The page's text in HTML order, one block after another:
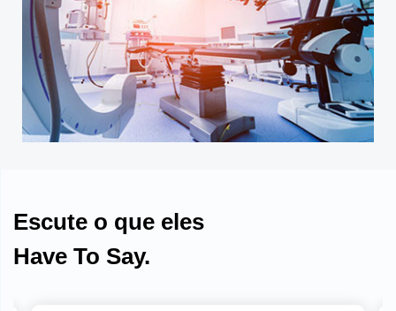
Escute o que eles
Have To Say.